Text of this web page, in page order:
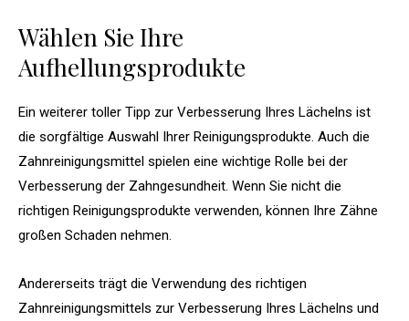
Wählen Sie Ihre
Aufhellungsprodukte
Ein weiterer toller Tipp zur Verbesserung Ihres Lächelns ist
die sorgfältige Auswahl Ihrer Reinigungsprodukte. Auch die
Zahnreinigungsmittel spielen eine wichtige Rolle bei der
Verbesserung der Zahngesundheit. Wenn Sie nicht die
richtigen Reinigungsprodukte verwenden, können Ihre Zähne
großen Schaden nehmen.
Andererseits trägt die Verwendung des richtigen
Zahnreinigungsmittels zur Verbesserung Ihres Lächelns und